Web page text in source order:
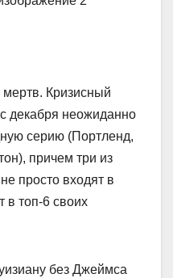
Кризисный
декабря неожиданно
серию (Портленд,
причем три из
просто входят в
в топ-6 своих
без Джеймса